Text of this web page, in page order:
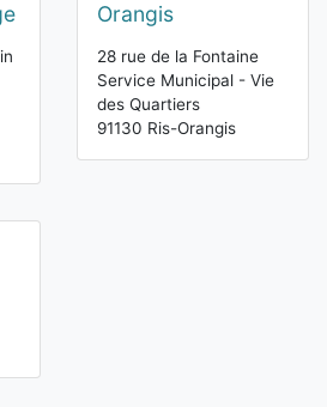
Orangis
28 rue de la Fontaine
Service Municipal - Vie
des Quartiers
91130 Ris-Orangis